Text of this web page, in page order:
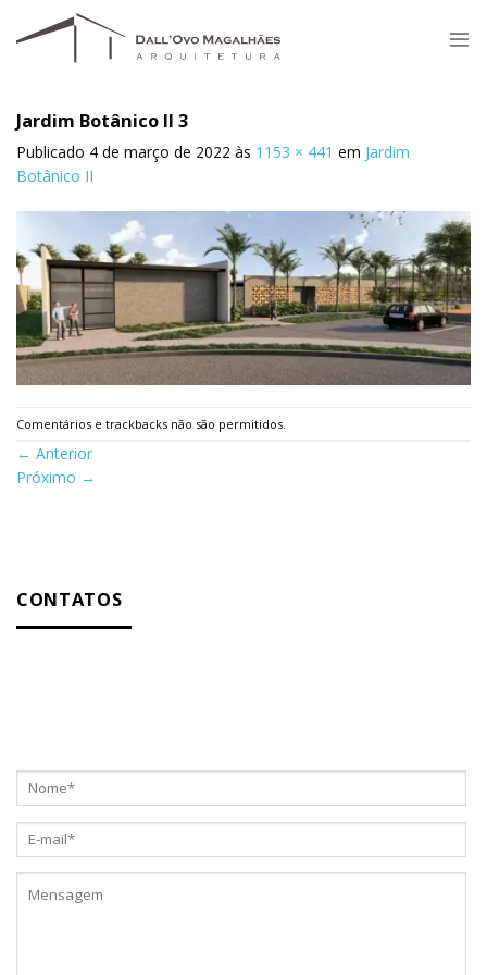
Jardim Botânico II 3
Publicado 4 de março de 2022 às 1153 × 441 em Jardim
Botânico II
Comentários e trackbacks não são permitidos.
← Anterior
Próximo →
CONTATOS